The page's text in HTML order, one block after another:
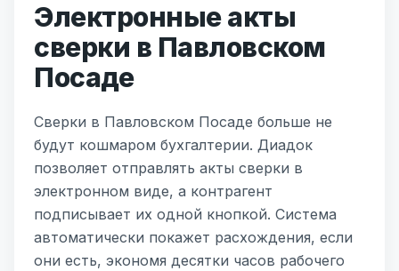
Электронные акты
сверки в Павловском
Посаде
Сверки в Павловском Посаде больше не
будут кошмаром бухгалтерии. Диадок
позволяет отправлять акты сверки в
электронном виде, а контрагент
подписывает их одной кнопкой. Система
автоматически покажет расхождения, если
они есть, экономя десятки часов рабочего